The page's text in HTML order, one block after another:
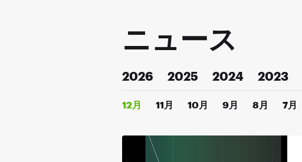
ニュース
2026 2025 2024 2023
12月 11月 10月 9月 8月 7月